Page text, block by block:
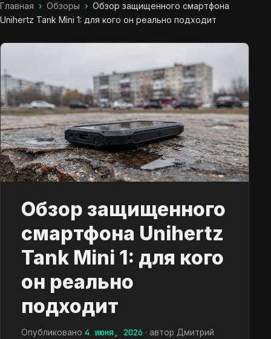
Главная › Обзоры › Обзор защищенного смартфона
Unihertz Tank Mini 1: для кого он реально подходит
Обзор защищенного
смартфона Unihertz
Tank Mini 1: для кого
он реально
подходит
Опубликовано 4 июня, 2026 · автор Дмитрий